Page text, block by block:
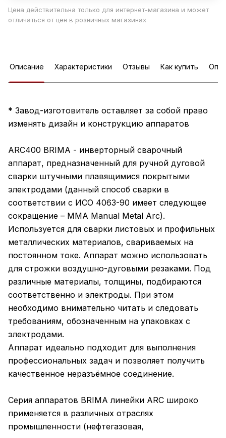
Цена действительна только для интернет-магазина и может
отличаться от цен в розничных магазинах
Описание Характеристики Отзывы Как купить
* Завод-изготовитель оставляет за собой право
изменять дизайн и конструкцию аппаратов
ARC400 BRIMA - инверторный сварочный
аппарат, предназначенный для ручной дуговой
сварки штучными плавящимися покрытыми
электродами (данный способ сварки в
соответствии с ИСО 4063-90 имеет следующее
сокращение – MMA Manual Metal Arc).
Используется для сварки листовых и профильных
металлических материалов, свариваемых на
постоянном токе. Аппарат можно использовать
для строжки воздушно-дуговыми резаками. Под
различные материалы, толщины, подбираются
соответственно и электроды. При этом
необходимо внимательно читать и следовать
требованиям, обозначенным на упаковках с
электродами.
Аппарат идеально подходит для выполнения
профессиональных задач и позволяет получить
качественное неразъёмное соединение.
Серия аппаратов BRIMA линейки ARC широко
применяется в различных отраслях
промышленности (нефтегазовая,